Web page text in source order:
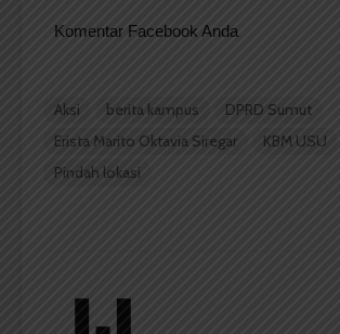
Komentar Facebook Anda
Aksi berita kampus
DPRD Sumut
Erista Marito Oktavia Siregar
KBM USU
Pindah lokasi